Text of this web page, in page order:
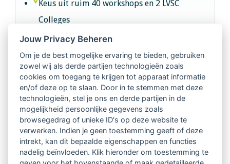
Keus uit ruim 40 workshops en 2 LVSC
Colleges
Intervisie met geregistreerde vakgenoten
Netwerk van 2100 professionals in 14
regio's
Vindbaar voor opdrachtgevers
Tijdschrift voor
Begeleidingskunde & kennisbank
Jouw Privacy Beheren
Om je de best mogelijke ervaring te bieden, gebruiken
zowel wij als derde partijen technologieën zoals
cookies om toegang te krijgen tot apparaat informatie
en/of deze op te slaan. Door in te stemmen met deze
technologieën, stel je ons en derde partijen in de
mogelijkheid persoonlijke gegevens zoals
browsegedrag of unieke ID's op deze website te
verwerken. Indien je geen toestemming geeft of deze
intrekt, kan dit bepaalde eigenschappen en functies
nadelig beïnvloeden. Klik hieronder om toestemming te